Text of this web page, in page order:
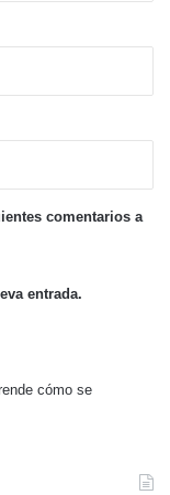
comentarios a
entrada.
cómo se